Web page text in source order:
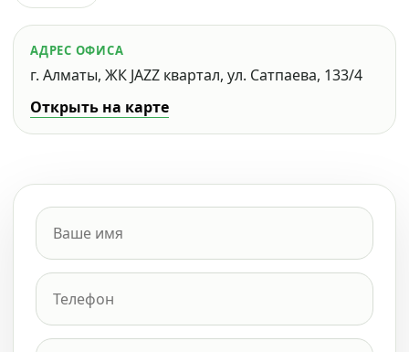
АДРЕС ОФИСА
г. Алматы, ЖК JAZZ квартал, ул. Сатпаева, 133/4
Открыть на карте